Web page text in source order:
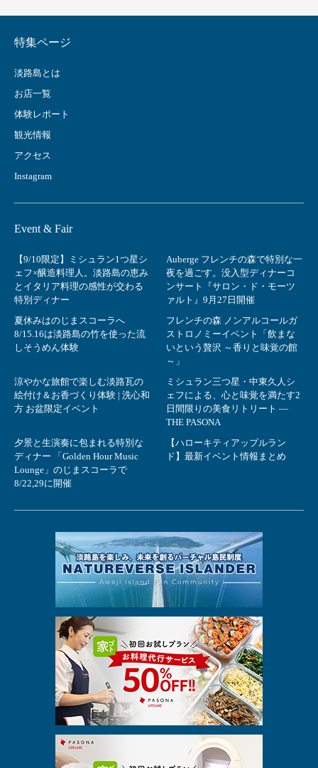
特集ページ
淡路島とは
お店一覧
体験レポート
観光情報
アクセス
Instagram
Event & Fair
【9/10限定】ミシュラン1つ星シ
ェフ×醸造料理人。淡路島の恵み
とイタリア料理の感性が交わる
特別ディナー
Auberge フレンチの森で特別な一
夜を過ごす。没入型ディナーコ
ンサート『サロン・ド・モーツ
ァルト』9月27日開催
夏休みはのじまスコーラへ
8/15.16は淡路島の竹を使った流
しそうめん体験
フレンチの森 ノンアルコールガ
ストロノミーイベント「飲まな
いという贅沢 ～香りと味覚の館
～」
涼やかな旅館で楽しむ淡路瓦の
絵付け＆お香づくり体験 | 洗心和
方 お盆限定イベント
ミシュラン三つ星・中東久人シ
ェフによる、心と味覚を満たす2
日間限りの美食リトリート ―
THE PASONA
夕景と生演奏に包まれる特別な
ディナー 「Golden Hour Music
Lounge」のじまスコーラで
8/22,29に開催
【ハローキティアップルラン
ド】最新イベント情報まとめ